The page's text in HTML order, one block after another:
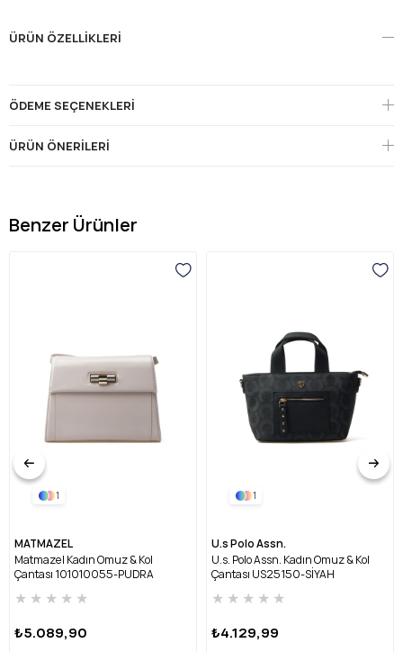
ÜRÜN ÖZELLIKLERI
ÖDEME SEÇENEKLERI
ÜRÜN ÖNERILERI
Benzer Ürünler
1
MATMAZEL
Matmazel Kadın Omuz & Kol
Çantası 101010055-PUDRA
★ ★ ★ ★ ★
₺5.089,90
1
U.s Polo Assn.
U.s. Polo Assn. Kadın Omuz & Kol
Çantası US25150-SİYAH
★ ★ ★ ★ ★
₺4.129,99